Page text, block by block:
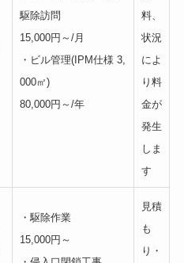
駆除訪問
15,000円～/月
・ビル管理(IPM仕様 3,
000㎡)
80,000円～/年
料、
状況
によ
り料
金が
発生
しま
す
・駆除作業
15,000円～
見積
も
り・